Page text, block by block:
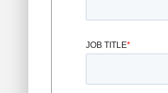
JOB TITLE*